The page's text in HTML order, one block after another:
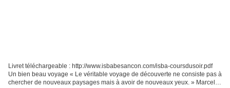
Livret téléchargeable : http://www.isbabesancon.com/isba-coursdusoir.pdf
Un bien beau voyage « Le véritable voyage de découverte ne consiste pas à
chercher de nouveaux paysages mais à avoir de nouveaux yeux. » Marcel